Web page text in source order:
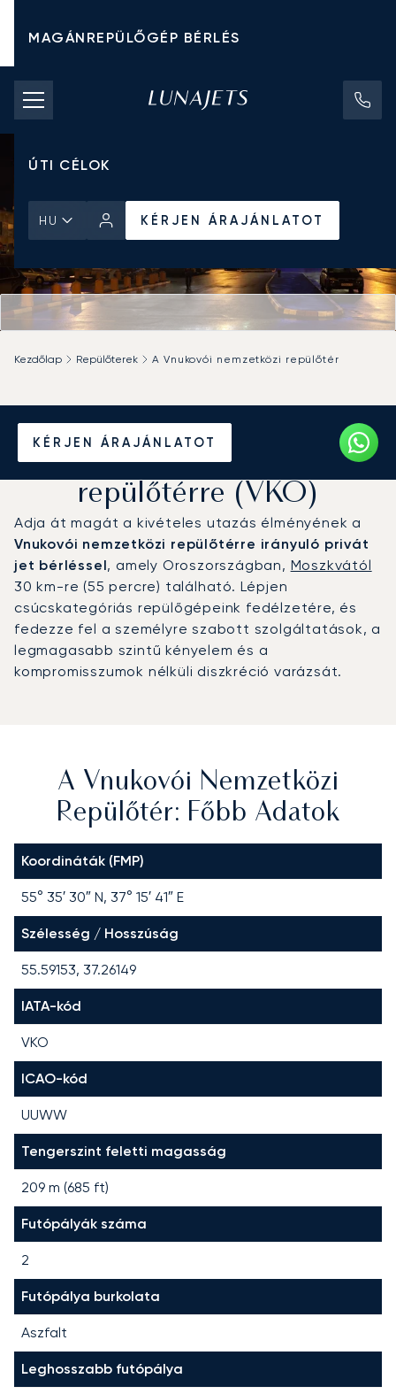
MAGÁNREPÜLŐGÉP BÉRLÉS
CHARTER ÁRAK
MAGÁNREPÜLŐGÉPEK
ÚTI CÉLOK
HU KÉRJEN ÁRAJÁNLATOT
KÉRJEN ÁRAJÁNLATOT
Kezdőlap Repülőterek A Vnukovói nemzetközi repülőtér
Magánrepülőgép bérlése A
Vnukovói nemzetközi
repülőtérre (VKO)
Adja át magát a kivételes utazás élményének a
Vnukovói nemzetközi repülőtérre irányuló privát
jet bérléssel, amely Oroszországban, Moszkvától
30 km-re (55 percre) található. Lépjen
csúcskategóriás repülőgépeink fedélzetére, és
fedezze fel a személyre szabott szolgáltatások, a
legmagasabb szintű kényelem és a
kompromisszumok nélküli diszkréció varázsát.
A Vnukovói Nemzetközi
Repülőtér: Főbb Adatok
Koordináták (FMP)
55° 35′ 30″ N, 37° 15′ 41″ E
Szélesség / Hosszúság
55.59153, 37.26149
IATA-kód
VKO
ICAO-kód
UUWW
Tengerszint feletti magasság
209 m (685 ft)
Futópályák száma
2
Futópálya burkolata
Aszfalt
Leghosszabb futópálya